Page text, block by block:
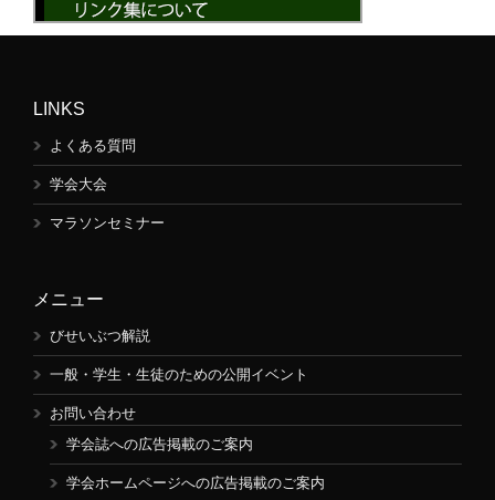
LINKS
よくある質問
学会大会
マラソンセミナー
メニュー
びせいぶつ解説
一般・学生・生徒のための公開イベント
お問い合わせ
学会誌への広告掲載のご案内
学会ホームページへの広告掲載のご案内